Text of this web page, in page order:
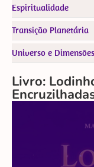
Espiritualidade
Transição Planetária
Universo e Dimensões
Livro: